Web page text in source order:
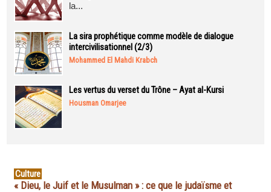
la...
La sira prophétique comme modèle de dialogue
intercivilisationnel (2/3)
Mohammed El Mahdi Krabch
Les vertus du verset du Trône – Ayat al-Kursi
Housman Omarjee
Culture
« Dieu, le Juif et le Musulman » : ce que le judaïsme et